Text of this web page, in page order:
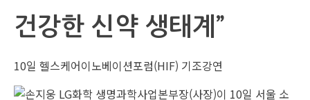
건강한 신약 생태계”
10일 헬스케어이노베이션포럼(HIF) 기조강연